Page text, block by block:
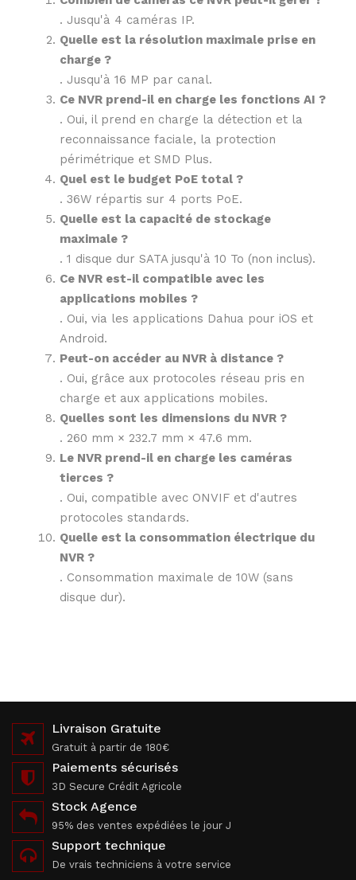
. Jusqu'à 4 caméras IP.
Quelle est la résolution maximale prise en
charge ?
. Jusqu'à 16 MP par canal.
Ce NVR prend-il en charge les fonctions AI ?
. Oui, il prend en charge la détection et la
reconnaissance faciale, la protection
périmétrique et SMD Plus.
Quel est le budget PoE total ?
. 36W répartis sur 4 ports PoE.
Quelle est la capacité de stockage
maximale ?
. 1 disque dur SATA jusqu'à 10 To (non inclus).
Ce NVR est-il compatible avec les
applications mobiles ?
. Oui, via les applications Dahua pour iOS et
Android.
Peut-on accéder au NVR à distance ?
. Oui, grâce aux protocoles réseau pris en
charge et aux applications mobiles.
Quelles sont les dimensions du NVR ?
. 260 mm × 232.7 mm × 47.6 mm.
Le NVR prend-il en charge les caméras
tierces ?
. Oui, compatible avec ONVIF et d'autres
protocoles standards.
Quelle est la consommation électrique du
NVR ?
. Consommation maximale de 10W (sans
disque dur).
Livraison Gratuite
Gratuit à partir de 180€
Paiements sécurisés
3D Secure Crédit Agricole
Stock Agence
95% des ventes expédiées le jour J
Support technique
De vrais techniciens à votre service